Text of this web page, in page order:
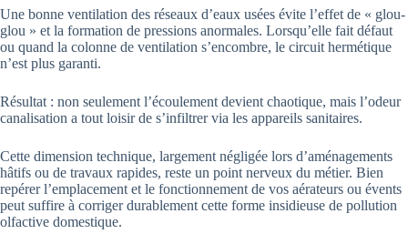
Une bonne ventilation des réseaux d’eaux usées évite l’effet de « glou-
glou » et la formation de pressions anormales. Lorsqu’elle fait défaut
ou quand la colonne de ventilation s’encombre, le circuit hermétique
n’est plus garanti.
Résultat : non seulement l’écoulement devient chaotique, mais l’odeur
canalisation a tout loisir de s’infiltrer via les appareils sanitaires.
Cette dimension technique, largement négligée lors d’aménagements
hâtifs ou de travaux rapides, reste un point nerveux du métier. Bien
repérer l’emplacement et le fonctionnement de vos aérateurs ou évents
peut suffire à corriger durablement cette forme insidieuse de pollution
olfactive domestique.